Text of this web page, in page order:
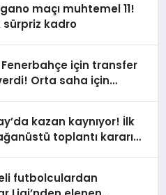
maçı muhtemel 11!
sürpriz kadro
Fenerbahçe için transfer
Orta saha için
kazan kaynıyor! İlk
toplantı kararı
futbolculardan